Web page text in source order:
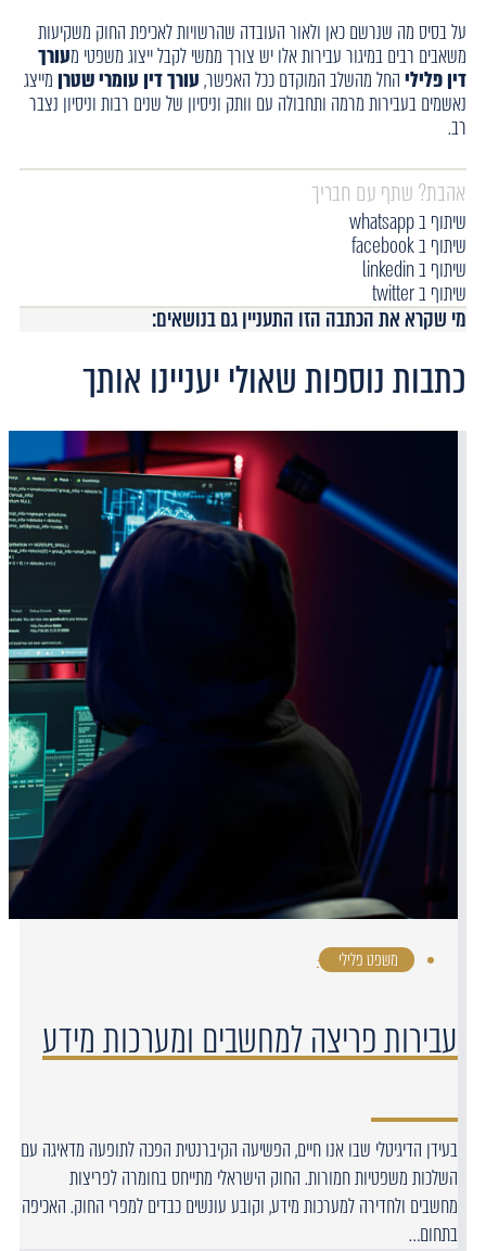
על בסיס מה שנרשם כאן ולאור העובדה שהרשויות לאכיפת החוק משקיעות
משאבים רבים במיגור עבירות אלו יש צורך ממשי לקבל ייצוג משפטי מעורך
דין פליליהחל מהשלב המוקדם ככל האפשר,עורך דין עומרי שטרן מייצג
נאשמים בעבירות מרמה ותחבולה עם וותק וניסיון של שנים רבות וניסיון נצבר
רב.
אהבת? שתף עם חבריך
שיתוף ב whatsapp
שיתוף ב facebook
שיתוף ב linkedin
שיתוף ב twitter
מי שקרא את הכתבה הזו התעניין גם בנושאים:
כתבות נוספות שאולי יעניינו אותך
משפט פלילי ·
עבירות פריצה למחשבים ומערכות מידע
בעידן הדיגיטלי שבו אנו חיים, הפשיעה הקיברנטית הפכה לתופעה מדאיגה עם
השלכות משפטיות חמורות. החוק הישראלי מתייחס בחומרה לפריצות
מחשבים ולחדירה למערכות מידע, וקובע עונשים כבדים למפרי החוק. האכיפה
בתחום…